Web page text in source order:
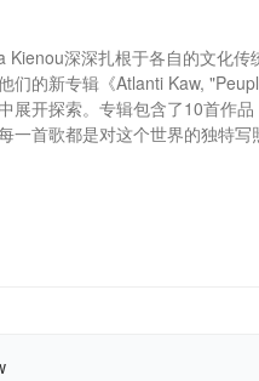
Kienou深深扎根于各自的文化
们的新专辑《Atlanti Kaw,
展开探索。专辑包含了10首作
一首歌都是对这个世界的独特写